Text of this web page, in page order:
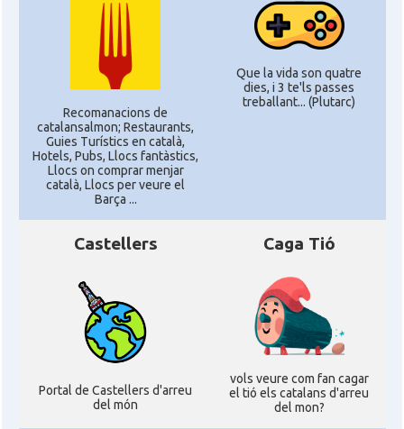
Recomanacions de
catalansalmon; Restaurants,
Guies Turístics en català,
Hotels, Pubs, Llocs fantàstics,
Llocs on comprar menjar
català, Llocs per veure el
Barça ...
Que la vida son quatre
dies, i 3 te'ls passes
treballant... (Plutarc)
Castellers
Portal de Castellers d'arreu
del món
Caga Tió
vols veure com fan cagar
el tió els catalans d'arreu
del mon?